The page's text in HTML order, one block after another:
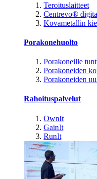
Teroituslaitteet
Centrevo®
Kovametallin
Porakonehuolto
Porakoneille
Porakoneiden
Porakoneiden
Rahoituspalvelut
OwnIt
GainIt
RunIt